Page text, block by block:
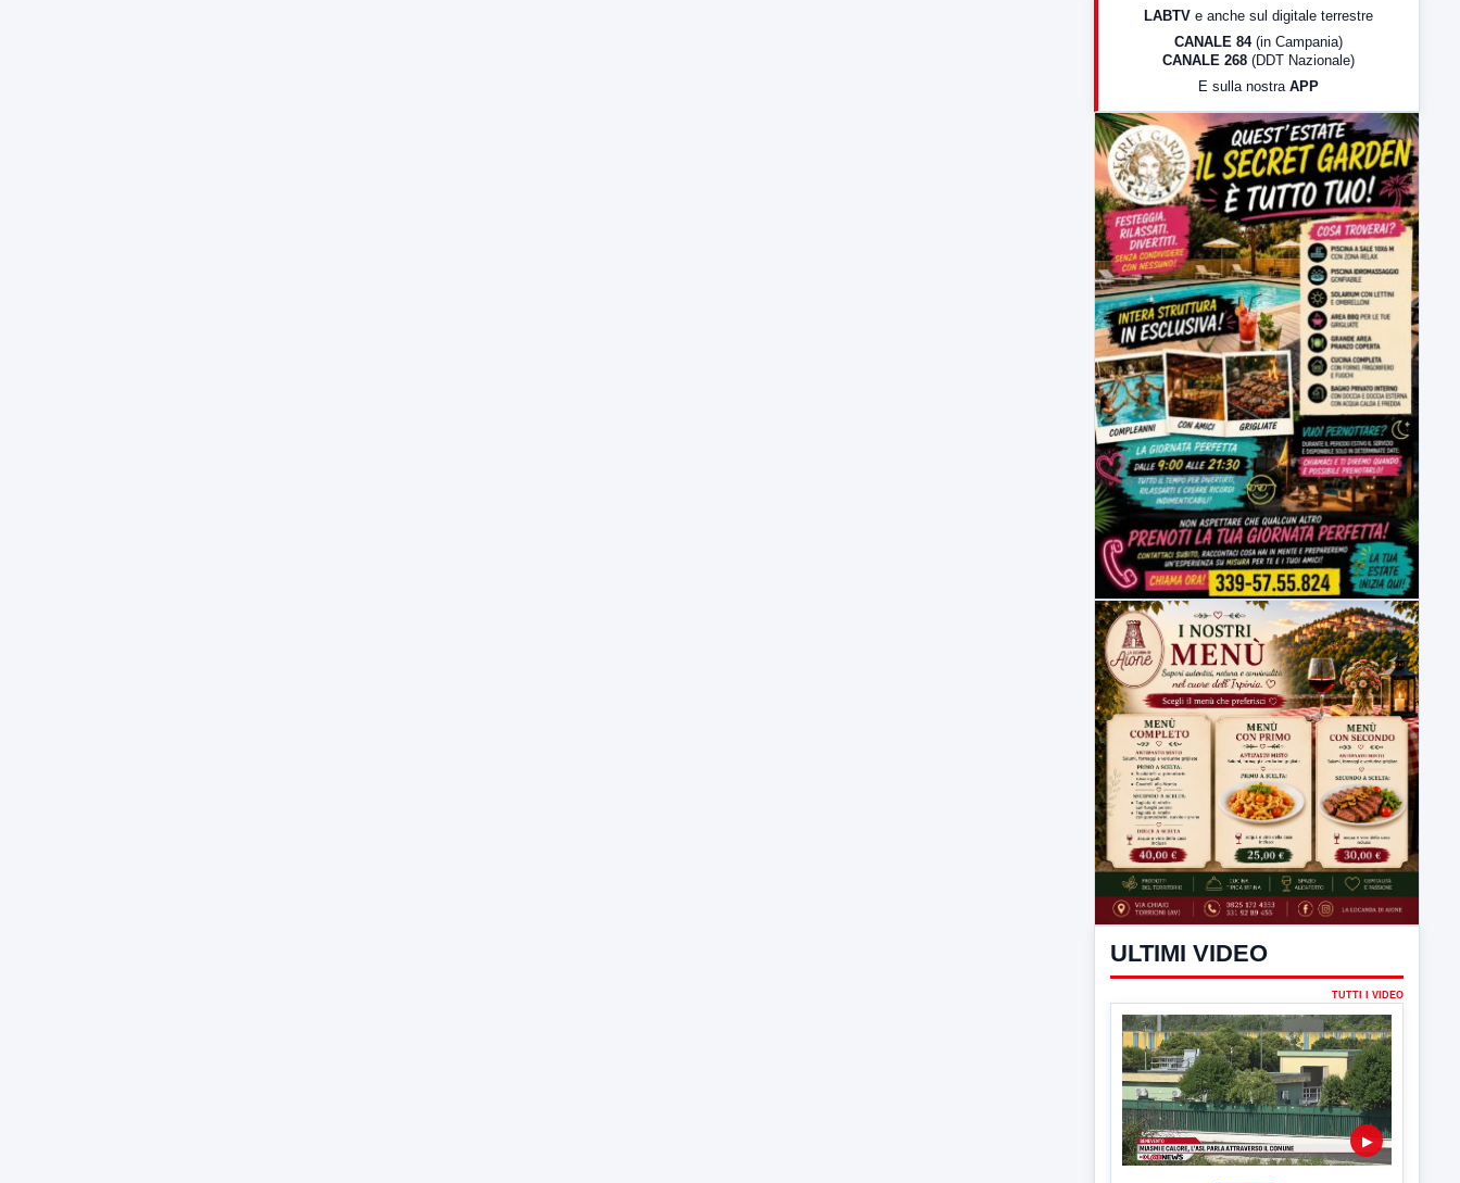
LabNews (Diretta)
23:00 LabNews (replica)
LABTV e anche sul digitale terrestre
CANALE 84 (in Campania)
CANALE 268 (DDT Nazionale)
E sulla nostra APP
ULTIMI VIDEO
TUTTI I VIDEO
▶